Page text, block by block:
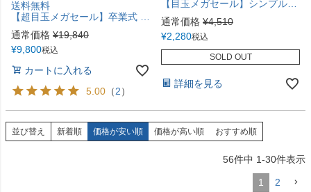
送料無料
【超目玉メガセール】卒業式 女の子 ガールズロングパンツスーツ チェック柄 フォーマル 女児 女子スーツ TAK
通常価格 ¥19,840
¥9,800税込
カートに入れる
5.00 （2）
【目玉メガセール】シンプルきれいめフォーマルボレロ 女の子[140 150 160 cm 黒 ブラック]卒業式 結婚式 発表会 コーデ 子供服 YUP12 ≪メール便優先商品≫
通常価格 ¥4,510
¥2,280税込
SOLD OUT
詳細を見る
並び替え 新着順 価格が安い順 価格が高い順 おすすめ順
56件中 1-30件表示
1 2